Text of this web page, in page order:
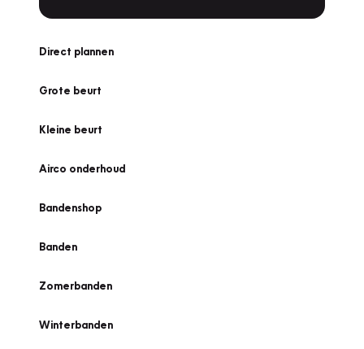
Direct plannen
Grote beurt
Kleine beurt
Airco onderhoud
Bandenshop
Banden
Zomerbanden
Winterbanden